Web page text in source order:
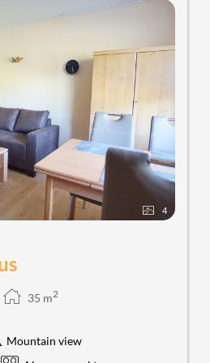
4
35 m2
Mountain view